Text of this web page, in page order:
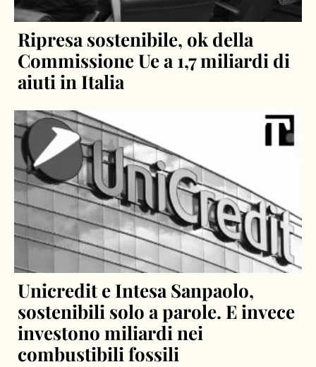
Ripresa sostenibile, ok della
Commissione Ue a 1,7 miliardi di
aiuti in Italia
Unicredit e Intesa Sanpaolo,
sostenibili solo a parole. E invece
investono miliardi nei
combustibili fossili